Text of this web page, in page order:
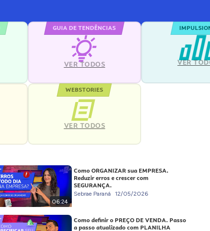
GUIA DE TENDÊNCIAS
VER TODOS VER
WEBSTORIES
VER TODOS
06:24
Como ORGANIZAR sua EMPRESA.
Reduzir erros e crescer com
SEGURANÇA.
Sebrae Paraná 12/05/2026
Como definir o PREÇO DE VENDA. Passo
a passo atualizado com PLANILHA